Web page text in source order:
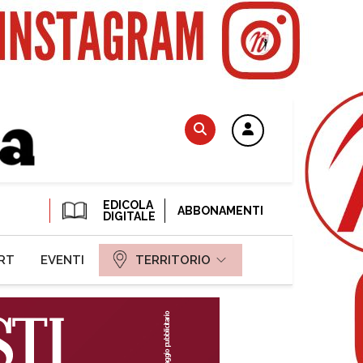
EDICOLA
DIGITALE
ABBONAMENTI
EVENTI TERRITORIO